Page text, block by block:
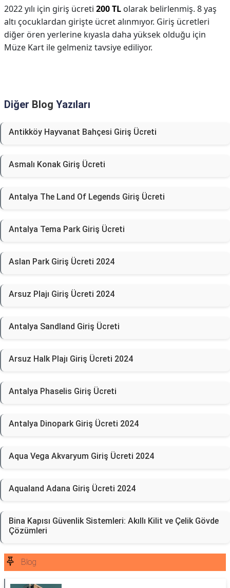
2022 yılı için giriş ücreti 200 TL olarak belirlenmiş. 8 yaş
altı çocuklardan girişte ücret alınmıyor. Giriş ücretleri
diğer ören yerlerine kıyasla daha yüksek olduğu için
Müze Kart ile gelmeniz tavsiye ediliyor.
Diğer Blog Yazıları
Antikköy Hayvanat Bahçesi Giriş Ücreti
Asmalı Konak Giriş Ücreti
Antalya The Land Of Legends Giriş Ücreti
Antalya Tema Park Giriş Ücreti
Aslan Park Giriş Ücreti 2024
Arsuz Plajı Giriş Ücreti 2024
Antalya Sandland Giriş Ücreti
Arsuz Halk Plajı Giriş Ücreti 2024
Antalya Phaselis Giriş Ücreti
Antalya Dinopark Giriş Ücreti 2024
Aqua Vega Akvaryum Giriş Ücreti 2024
Aqualand Adana Giriş Ücreti 2024
Bina Kapısı Güvenlik Sistemleri: Akıllı Kilit ve Çelik Gövde
Çözümleri
Blog